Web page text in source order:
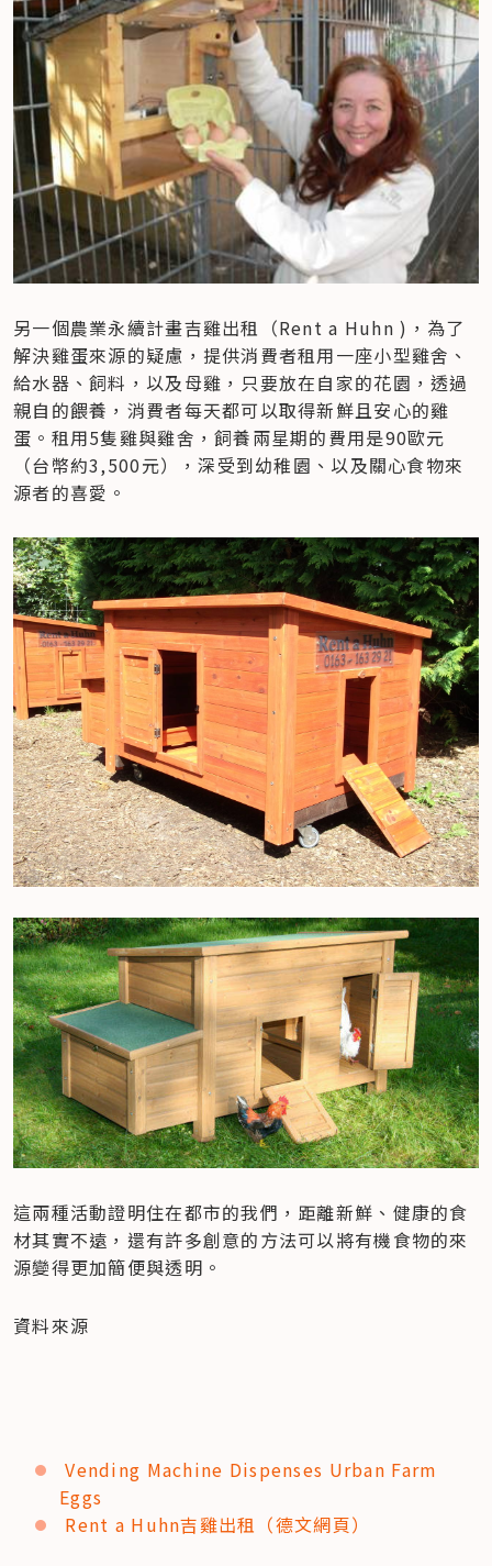
另一個農業永續計畫吉雞出租（Rent a Huhn )，為了
解決雞蛋來源的疑慮，提供消費者租用一座小型雞舍、
給水器、飼料，以及母雞，只要放在自家的花園，透過
親自的餵養，消費者每天都可以取得新鮮且安心的雞
蛋。租用5隻雞與雞舍，飼養兩星期的費用是90歐元
（台幣約3,500元），深受到幼稚園、以及關心食物來
源者的喜愛。
這兩種活動證明住在都市的我們，距離新鮮、健康的食
材其實不遠，還有許多創意的方法可以將有機食物的來
源變得更加簡便與透明。
資料來源
Vending Machine Dispenses Urban Farm
Eggs
Rent a Huhn吉雞出租（德文網頁）